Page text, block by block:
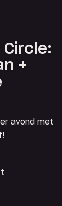
+
avond met